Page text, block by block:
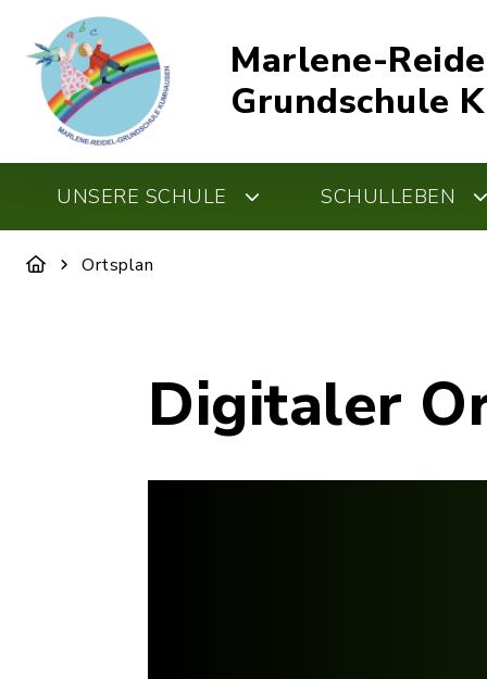
Marlene-
Grundschule
UNSERE SCHULE SCHULLEBEN
Ortsplan
Digitaler